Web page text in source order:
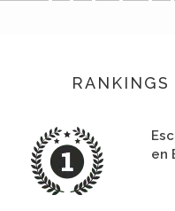
RANKINGS
en